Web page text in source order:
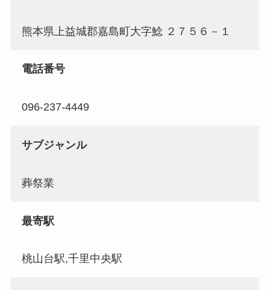
熊本県上益城郡嘉島町大字鯰 ２７５６－１
電話番号
096-237-4449
サブジャンル
葬祭業
最寄駅
桃山台駅,千里中央駅